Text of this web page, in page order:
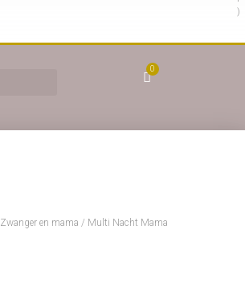
)
0
Zwanger en mama / Multi Nacht Mama